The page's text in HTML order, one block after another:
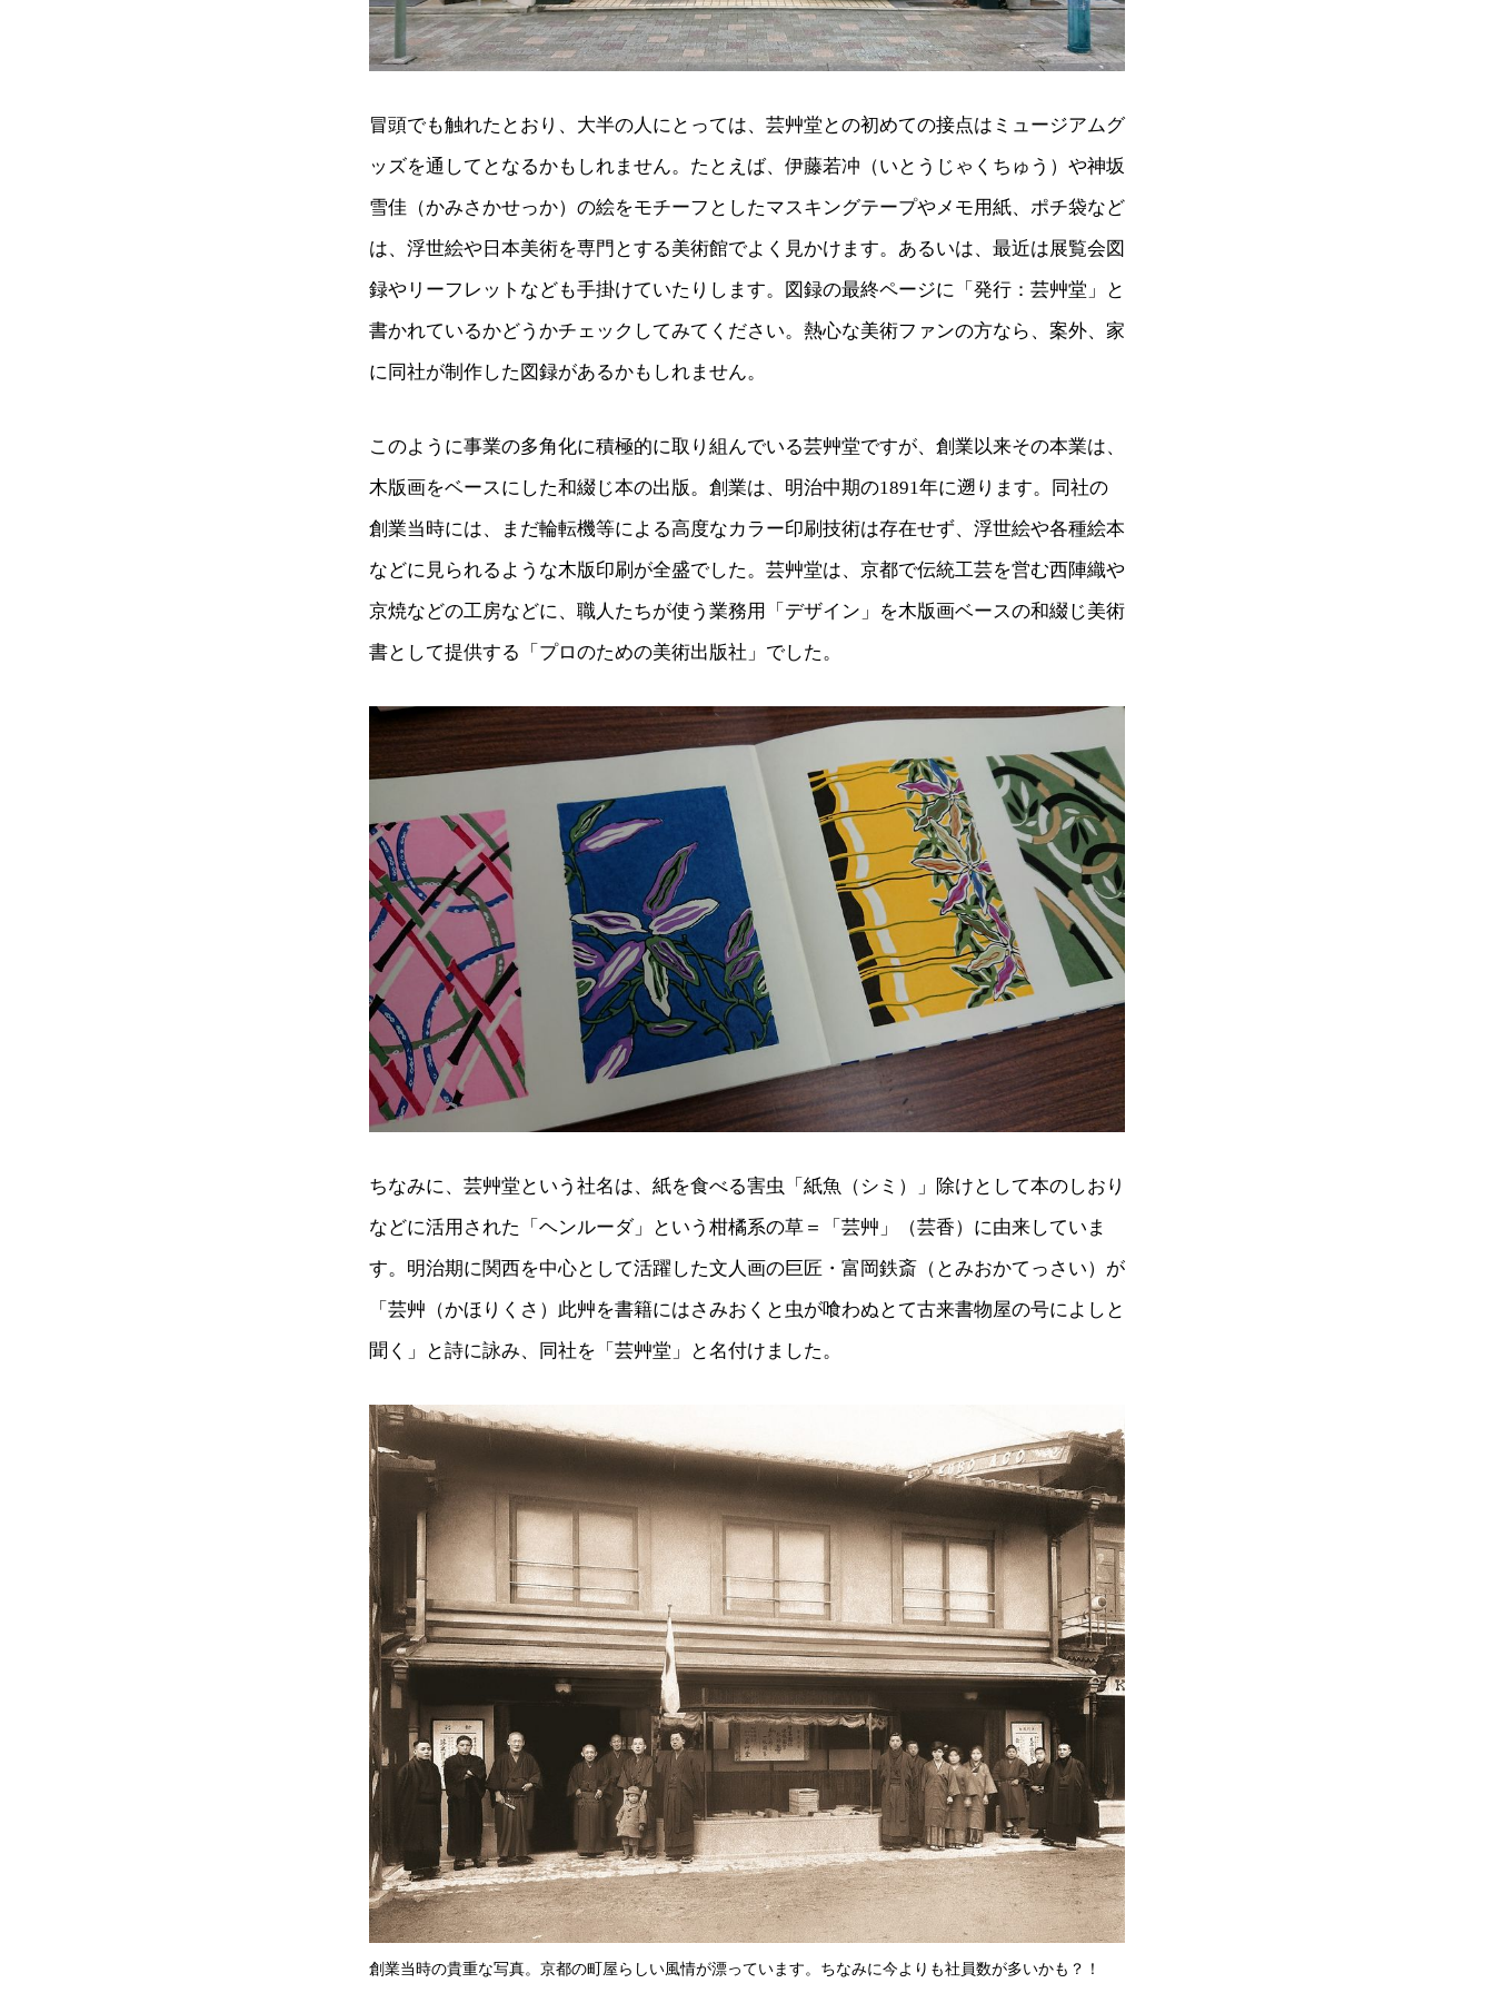
冒頭でも触れたとおり、大半の人にとっては、芸艸堂との初めての接点はミュージアムグ
ッズを通してとなるかもしれません。たとえば、伊藤若冲（いとうじゃくちゅう）や神坂
雪佳（かみさかせっか）の絵をモチーフとしたマスキングテープやメモ用紙、ポチ袋など
は、浮世絵や日本美術を専門とする美術館でよく見かけます。あるいは、最近は展覧会図
録やリーフレットなども手掛けていたりします。図録の最終ページに「発行：芸艸堂」と
書かれているかどうかチェックしてみてください。熱心な美術ファンの方なら、案外、家
に同社が制作した図録があるかもしれません。
このように事業の多角化に積極的に取り組んでいる芸艸堂ですが、創業以来その本業は、
木版画をベースにした和綴じ本の出版。創業は、明治中期の1891年に遡ります。同社の
創業当時には、まだ輪転機等による高度なカラー印刷技術は存在せず、浮世絵や各種絵本
などに見られるような木版印刷が全盛でした。芸艸堂は、京都で伝統工芸を営む西陣織や
京焼などの工房などに、職人たちが使う業務用「デザイン」を木版画ベースの和綴じ美術
書として提供する「プロのための美術出版社」でした。
ちなみに、芸艸堂という社名は、紙を食べる害虫「紙魚（シミ）」除けとして本のしおり
などに活用された「ヘンルーダ」という柑橘系の草＝「芸艸」（芸香）に由来していま
す。明治期に関西を中心として活躍した文人画の巨匠・富岡鉄斎（とみおかてっさい）が
「芸艸（かほりくさ）此艸を書籍にはさみおくと虫が喰わぬとて古来書物屋の号によしと
聞く」と詩に詠み、同社を「芸艸堂」と名付けました。
創業当時の貴重な写真。京都の町屋らしい風情が漂っています。ちなみに今よりも社員数が多いかも？！